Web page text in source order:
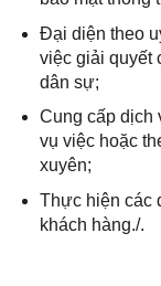
Đại diện theo
việc giải quyết
dân sự;
Cung cấp dịch
vụ việc hoặc
xuyên;
Thực hiện các
khách hàng./.